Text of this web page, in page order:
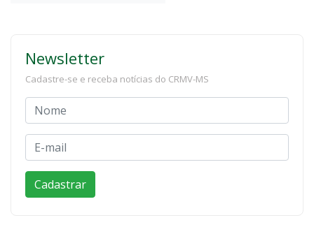
Newsletter
Cadastre-se e receba notícias do CRMV-MS